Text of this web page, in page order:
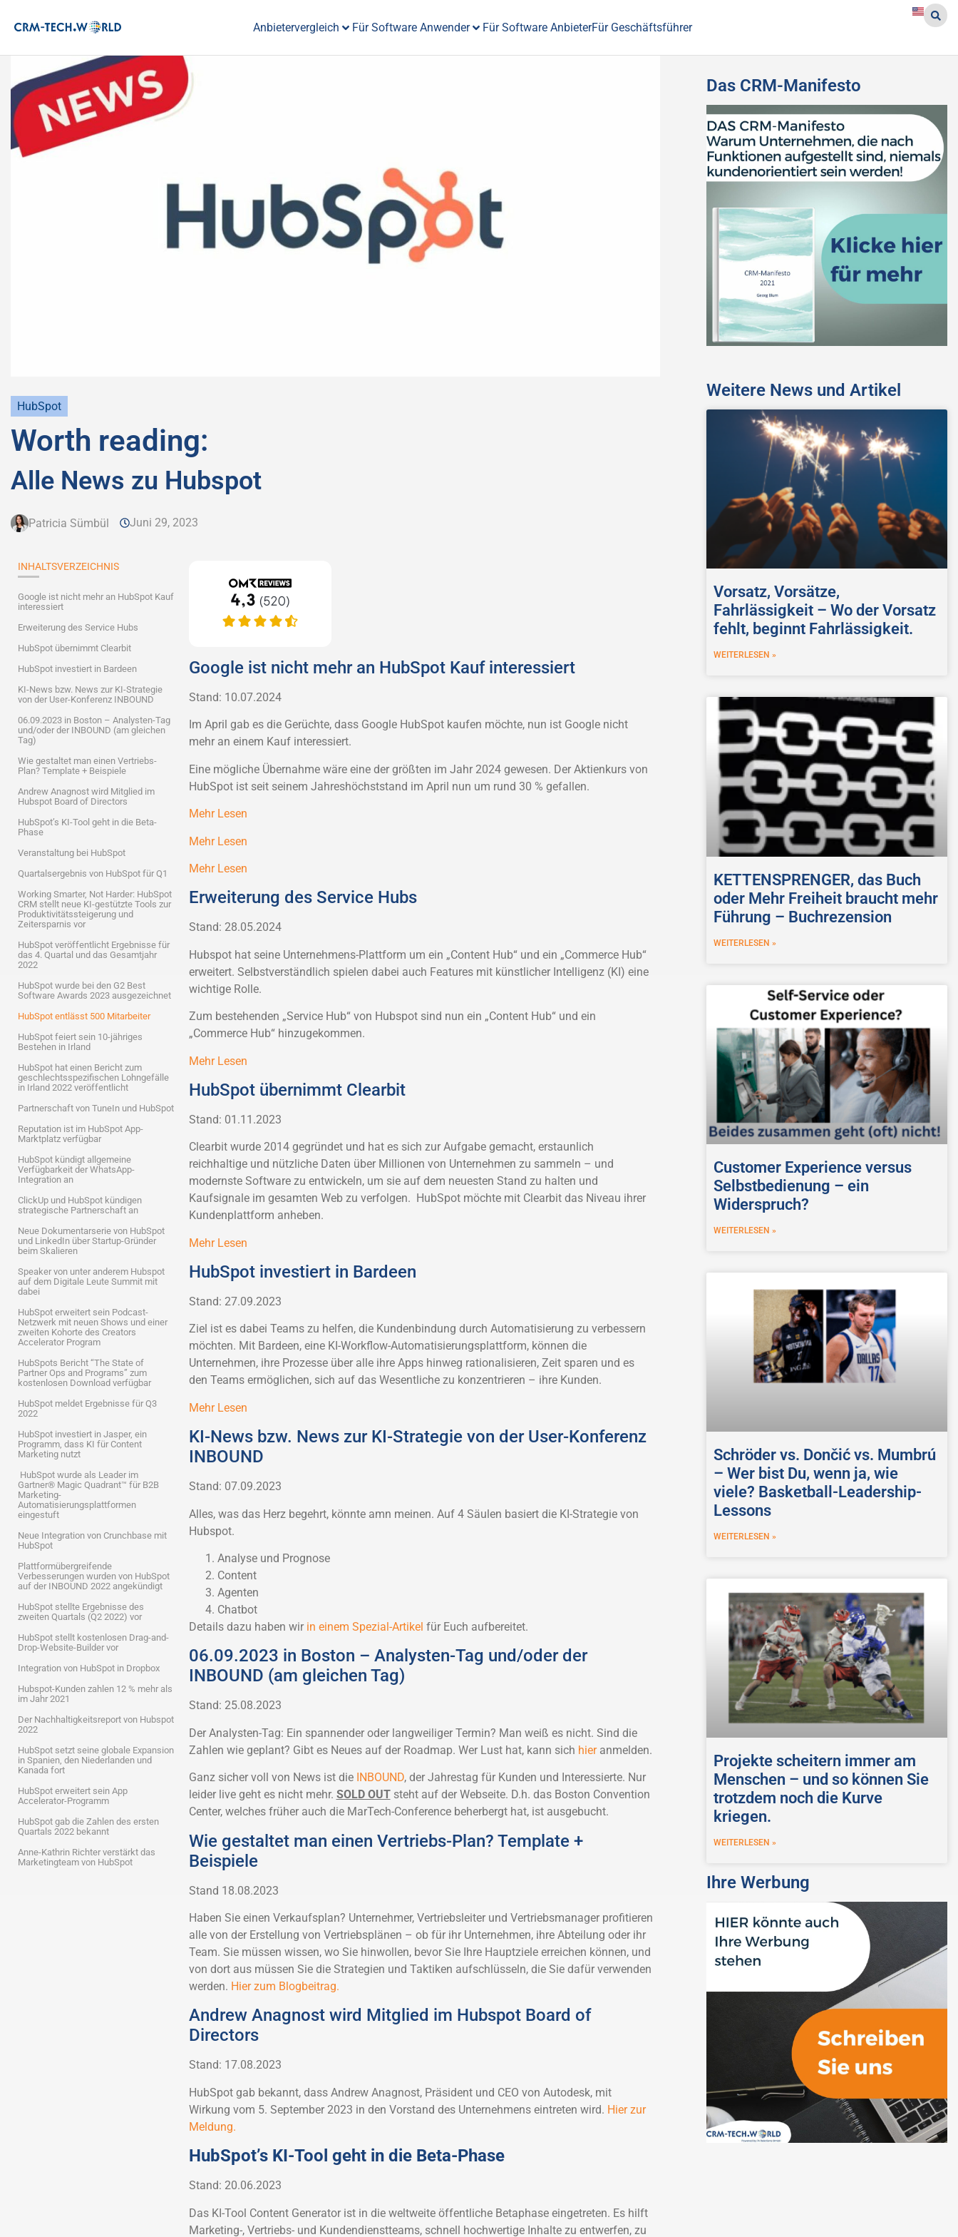
Anbietervergleich Für Software Anwender Für Software AnbieterFür Geschäftsführer
HubSpot
Worth reading:
Alle News zu Hubspot
Patricia Sümbül Juni 29, 2023
INHALTSVERZEICHNIS
Google ist nicht mehr an HubSpot Kauf
interessiert
Erweiterung des Service Hubs
HubSpot übernimmt Clearbit
HubSpot investiert in Bardeen
KI-News bzw. News zur KI-Strategie
von der User-Konferenz INBOUND
06.09.2023 in Boston – Analysten-Tag
und/oder der INBOUND (am gleichen
Tag)
Wie gestaltet man einen Vertriebs-
Plan? Template + Beispiele
Andrew Anagnost wird Mitglied im
Hubspot Board of Directors
HubSpot’s KI-Tool geht in die Beta-
Phase
Veranstaltung bei HubSpot
Quartalsergebnis von HubSpot für Q1
Working Smarter, Not Harder: HubSpot
CRM stellt neue KI-gestützte Tools zur
Produktivitätssteigerung und
Zeitersparnis vor
HubSpot veröffentlicht Ergebnisse für
das 4. Quartal und das Gesamtjahr
2022
HubSpot wurde bei den G2 Best
Software Awards 2023 ausgezeichnet
HubSpot entlässt 500 Mitarbeiter
HubSpot feiert sein 10-jähriges
Bestehen in Irland
HubSpot hat einen Bericht zum
geschlechtsspezifischen Lohngefälle
in Irland 2022 veröffentlicht
Partnerschaft von TuneIn und HubSpot
Reputation ist im HubSpot App-
Marktplatz verfügbar
HubSpot kündigt allgemeine
Verfügbarkeit der WhatsApp-
Integration an
ClickUp und HubSpot kündigen
strategische Partnerschaft an
Neue Dokumentarserie von HubSpot
und LinkedIn über Startup-Gründer
beim Skalieren
Speaker von unter anderem Hubspot
auf dem Digitale Leute Summit mit
dabei
HubSpot erweitert sein Podcast-
Netzwerk mit neuen Shows und einer
zweiten Kohorte des Creators
Accelerator Program
HubSpots Bericht “The State of
Partner Ops and Programs” zum
kostenlosen Download verfügbar
HubSpot meldet Ergebnisse für Q3
2022
HubSpot investiert in Jasper, ein
Programm, dass KI für Content
Marketing nutzt
HubSpot wurde als Leader im
Gartner® Magic Quadrant™ für B2B
Marketing-
Automatisierungsplattformen
eingestuft
Neue Integration von Crunchbase mit
HubSpot
Plattformübergreifende
Verbesserungen wurden von HubSpot
auf der INBOUND 2022 angekündigt
HubSpot stellte Ergebnisse des
zweiten Quartals (Q2 2022) vor
HubSpot stellt kostenlosen Drag-and-
Drop-Website-Builder vor
Integration von HubSpot in Dropbox
Hubspot-Kunden zahlen 12 % mehr als
im Jahr 2021
Der Nachhaltigkeitsreport von Hubspot
2022
HubSpot setzt seine globale Expansion
in Spanien, den Niederlanden und
Kanada fort
HubSpot erweitert sein App
Accelerator-Programm
HubSpot gab die Zahlen des ersten
Quartals 2022 bekannt
Anne-Kathrin Richter verstärkt das
Marketingteam von HubSpot
Google ist nicht mehr an HubSpot Kauf interessiert
Stand: 10.07.2024
Im April gab es die Gerüchte, dass Google HubSpot kaufen möchte, nun ist Google nicht
mehr an einem Kauf interessiert.
Eine mögliche Übernahme wäre eine der größten im Jahr 2024 gewesen. Der Aktienkurs von
HubSpot ist seit seinem Jahreshöchststand im April nun um rund 30 % gefallen.
Mehr Lesen
Mehr Lesen
Mehr Lesen
Erweiterung des Service Hubs
Stand: 28.05.2024
Hubspot hat seine Unternehmens-Plattform um ein „Content Hub“ und ein „Commerce Hub“
erweitert. Selbstverständlich spielen dabei auch Features mit künstlicher Intelligenz (KI) eine
wichtige Rolle.
Zum bestehenden „Service Hub“ von Hubspot sind nun ein „Content Hub“ und ein
„Commerce Hub“ hinzugekommen.
Mehr Lesen
HubSpot übernimmt Clearbit
Stand: 01.11.2023
Clearbit wurde 2014 gegründet und hat es sich zur Aufgabe gemacht, erstaunlich
reichhaltige und nützliche Daten über Millionen von Unternehmen zu sammeln – und
modernste Software zu entwickeln, um sie auf dem neuesten Stand zu halten und
Kaufsignale im gesamten Web zu verfolgen. HubSpot möchte mit Clearbit das Niveau ihrer
Kundenplattform anheben.
Mehr Lesen
HubSpot investiert in Bardeen
Stand: 27.09.2023
Ziel ist es dabei Teams zu helfen, die Kundenbindung durch Automatisierung zu verbessern
möchten. Mit Bardeen, eine KI-Workflow-Automatisierungsplattform, können die
Unternehmen, ihre Prozesse über alle ihre Apps hinweg rationalisieren, Zeit sparen und es
den Teams ermöglichen, sich auf das Wesentliche zu konzentrieren – ihre Kunden.
Mehr Lesen
KI-News bzw. News zur KI-Strategie von der User-Konferenz
INBOUND
Stand: 07.09.2023
Alles, was das Herz begehrt, könnte amn meinen. Auf 4 Säulen basiert die KI-Strategie von
Hubspot.
Analyse und Prognose
Content
Agenten
Chatbot
Details dazu haben wir in einem Spezial-Artikel für Euch aufbereitet.
06.09.2023 in Boston – Analysten-Tag und/oder der
INBOUND (am gleichen Tag)
Stand: 25.08.2023
Der Analysten-Tag: Ein spannender oder langweiliger Termin? Man weiß es nicht. Sind die
Zahlen wie geplant? Gibt es Neues auf der Roadmap. Wer Lust hat, kann sich hier anmelden.
Ganz sicher voll von News ist die INBOUND, der Jahrestag für Kunden und Interessierte. Nur
leider live geht es nicht mehr. SOLD OUTsteht auf der Webseite. D.h. das Boston Convention
Center, welches früher auch die MarTech-Conference beherbergt hat, ist ausgebucht.
Wie gestaltet man einen Vertriebs-Plan? Template +
Beispiele
Stand 18.08.2023
Haben Sie einen Verkaufsplan? Unternehmer, Vertriebsleiter und Vertriebsmanager profitieren
alle von der Erstellung von Vertriebsplänen – ob für ihr Unternehmen, ihre Abteilung oder ihr
Team. Sie müssen wissen, wo Sie hinwollen, bevor Sie Ihre Hauptziele erreichen können, und
von dort aus müssen Sie die Strategien und Taktiken aufschlüsseln, die Sie dafür verwenden
werden. Hier zum Blogbeitrag.
Andrew Anagnost wird Mitglied im Hubspot Board of
Directors
Stand: 17.08.2023
HubSpot gab bekannt, dass Andrew Anagnost, Präsident und CEO von Autodesk, mit
Wirkung vom 5. September 2023 in den Vorstand des Unternehmens eintreten wird. Hier zur
Meldung.
HubSpot’s KI-Tool geht in die Beta-Phase
Stand: 20.06.2023
Das KI-Tool Content Generator ist in die weltweite öffentliche Betaphase eingetreten. Es hilft
Marketing-, Vertriebs- und Kundendienstteams, schnell hochwertige Inhalte zu entwerfen, zu
Das CRM-Manifesto
Weitere News und Artikel
Vorsatz, Vorsätze,
Fahrlässigkeit – Wo der Vorsatz
fehlt, beginnt Fahrlässigkeit.
WEITERLESEN »
KETTENSPRENGER, das Buch
oder Mehr Freiheit braucht mehr
Führung – Buchrezension
WEITERLESEN »
Customer Experience versus
Selbstbedienung – ein
Widerspruch?
WEITERLESEN »
Schröder vs. Dončić vs. Mumbrú
– Wer bist Du, wenn ja, wie
viele? Basketball-Leadership-
Lessons
WEITERLESEN »
Projekte scheitern immer am
Menschen – und so können Sie
trotzdem noch die Kurve
kriegen.
WEITERLESEN »
Ihre Werbung